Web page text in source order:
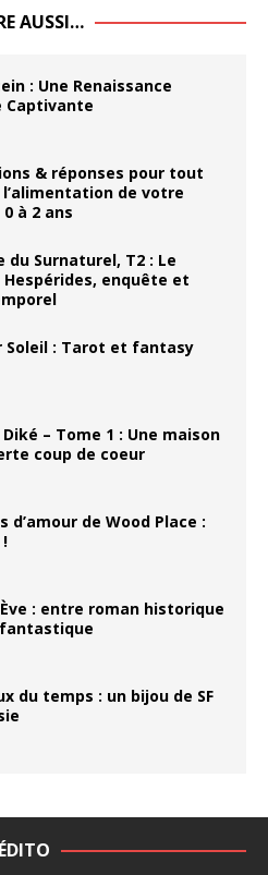
AUSSI…
: Une Renaissance
Captivante
& réponses pour tout
de votre
à 2 ans
du Surnaturel, T2 : Le
Hespérides, enquête et
Soleil : Tarot et fantasy
Diké – Tome 1 : Une maison
coup de coeur
d’amour de Wood Place :
: entre roman historique
du temps : un bijou de SF
ÉDITO